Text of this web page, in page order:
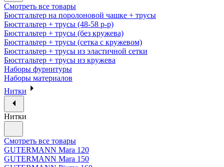
Смотреть все товары
Бюстгальтер на поролоновой чашке + трусы
Бюстгальтер + трусы (48-58 р-р)
Бюстгальтер + трусы (без кружева)
Бюстгальтер + трусы (сетка с кружевом)
Бюстгальтер + трусы из эластичной сетки
Бюстгальтер + трусы из кружева
Наборы фурнитуры
Наборы материалов
Нитки
Нитки
Смотреть все товары
GUTERMANN Mara 120
GUTERMANN Mara 150